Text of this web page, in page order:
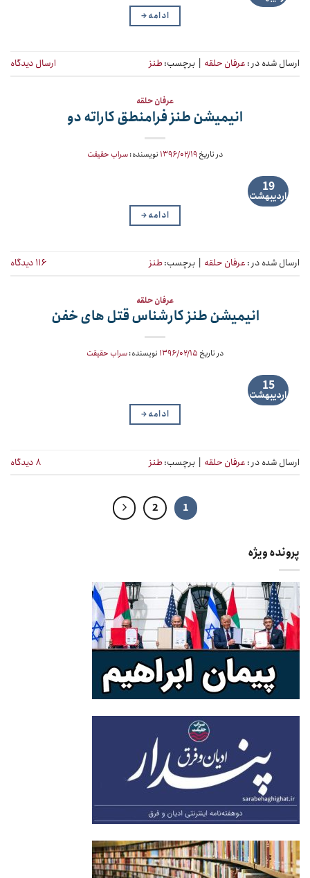
ادامه→
ارسال شده در : عرفان حلقه برچسب:طنز ارسال دیدگاه
عرفان حلقه
انیمیشن طنز فرامنطق کاراته دو
در تاریخ ۱۳۹۶/۰۲/۱۹ نویسنده:سراب حقیقت
19
اردیبهشت
ادامه→
ارسال شده در : عرفان حلقه برچسب:طنز ۱۱۶ دیدگاه
عرفان حلقه
انیمیشن طنز کارشناس قتل های خفن
در تاریخ ۱۳۹۶/۰۲/۱۵ نویسنده:سراب حقیقت
15
اردیبهشت
ادامه→
ارسال شده در : عرفان حلقه | برچسب:طنز ۸ دیدگاه
1
2
پرونده ویژه